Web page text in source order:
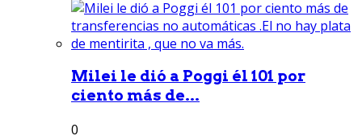
Milei le dió a Poggi él 101 por
ciento más de...
0